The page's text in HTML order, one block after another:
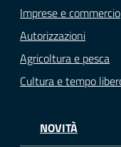
Imprese e commercio
Autorizzazioni
Agricoltura e pesca
Cultura e tempo
NOVITÀ